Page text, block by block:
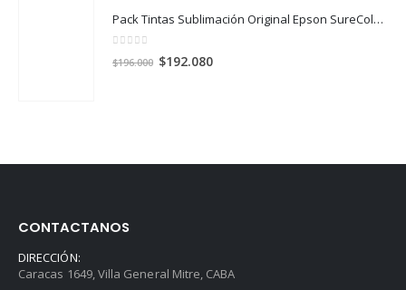
Pack Tintas Sublimación Original Epson SureColor F170 y F570 X 4 Colores
out of 5
$196.000 El
$192.080El
CONTACTANOS
DIRECCIÓN:
Caracas 1649, Villa General Mitre, CABA